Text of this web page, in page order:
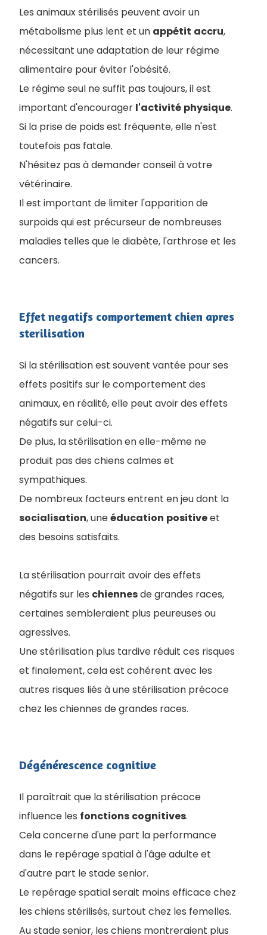
Les animaux stérilisés peuvent avoir un
métabolisme plus lent et un appétit accru,
nécessitant une adaptation de leur régime
alimentaire pour éviter l'obésité.
Le régime seul ne suffit pas toujours, il est
important d'encourager l'activité physique.
Si la prise de poids est fréquente, elle n'est
toutefois pas fatale.
N'hésitez pas à demander conseil à votre
vétérinaire.
Il est important de limiter l'apparition de
surpoids qui est précurseur de nombreuses
maladies telles que le diabète, l'arthrose et les
cancers.
Effet negatifs comportement chien apres
sterilisation
Si la stérilisation est souvent vantée pour ses
effets positifs sur le comportement des
animaux, en réalité, elle peut avoir des effets
négatifs sur celui-ci.
De plus, la stérilisation en elle-même ne
produit pas des chiens calmes et
sympathiques.
De nombreux facteurs entrent en jeu dont la
socialisation, uneéducation positiveet
des besoins satisfaits.
La stérilisation pourrait avoir des effets
négatifs sur les chiennesde grandes races,
certaines sembleraient plus peureuses ou
agressives.
Une stérilisation plus tardive réduit ces risques
et finalement, cela est cohérent avec les
autres risques liés à une stérilisation précoce
chez les chiennes de grandes races.
Dégénérescence cognitive
Il paraîtrait que la stérilisation précoce
influence les fonctions cognitives.
Cela concerne d'une part la performance
dans le repérage spatial à l'âge adulte et
d'autre part le stade senior.
Le repérage spatial serait moins efficace chez
les chiens stérilisés, surtout chez les femelles.
Au stade senior, les chiens montreraient plus